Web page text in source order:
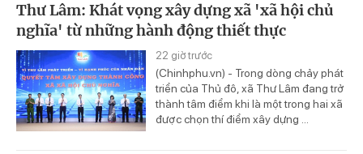
Thư Lâm: Khát vọng xây dựng xã 'xã hội chủ
nghĩa' từ những hành động thiết thực
22 giờ trước
(Chinhphu.vn) - Trong dòng chảy phát
triển của Thủ đô, xã Thư Lâm đang trở
thành tâm điểm khi là một trong hai xã
được chọn thí điểm xây dựng ...